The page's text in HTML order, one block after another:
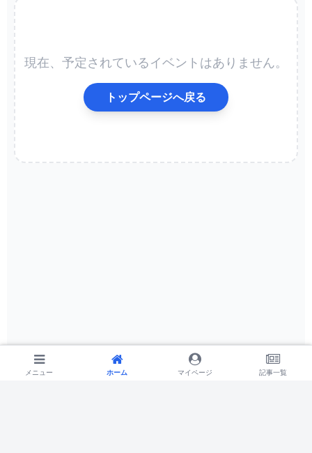
現在、予定されているイベントはありません。
トップページへ戻る
メニュー トップ サイドバー
メニュー ホーム マイページ 記事一覧